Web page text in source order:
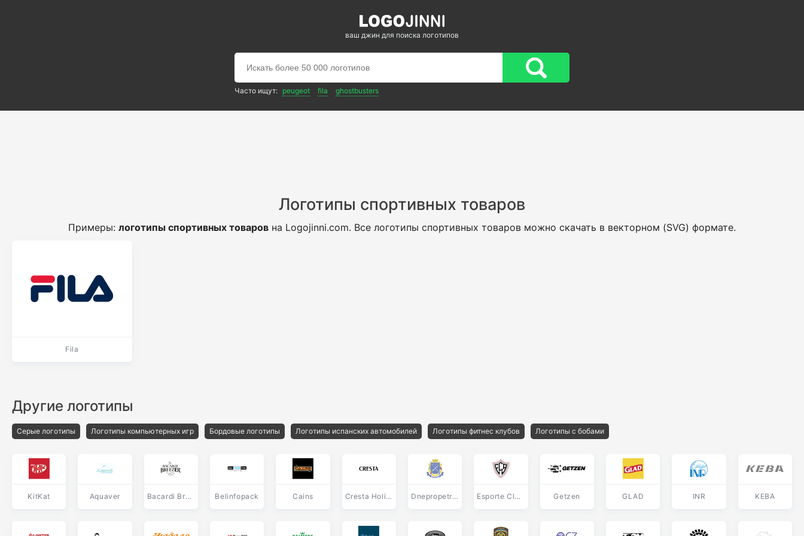
ваш джин для поиска логотипов
Часто ищут: peugeot fila ghostbusters
Логотипы спортивных товаров
Примеры: логотипы спортивных товаров на Logojinni.com. Все логотипы спортивных товаров можно скачать в векторном (SVG) формате.
Fila
Другие логотипы
Серые логотипы Логотипы компьютерных игр Бордовые логотипы Логотипы испанских автомобилей Логотипы фитнес клубов Логотипы с бобами
KitKat Aquaver Bacardi Breezer Belinfopack Cains Cresta Holidays Dnepropetrovsk Esporte Clube Aracruz de Aracruz ES Getzen GLAD INR KEBA